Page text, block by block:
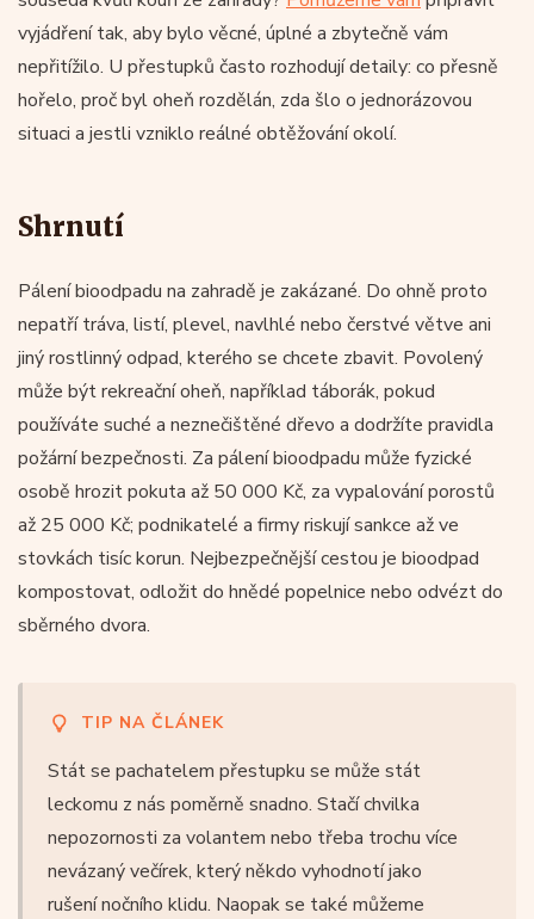
vyjádření tak, aby bylo věcné, úplné a zbytečně vám
nepřitížilo. U přestupků často rozhodují detaily: co přesně
hořelo, proč byl oheň rozdělán, zda šlo o jednorázovou
situaci a jestli vzniklo reálné obtěžování okolí.
Shrnutí
Pálení bioodpadu na zahradě je zakázané. Do ohně proto
nepatří tráva, listí, plevel, navlhlé nebo čerstvé větve ani
jiný rostlinný odpad, kterého se chcete zbavit. Povolený
může být rekreační oheň, například táborák, pokud
používáte suché a neznečištěné dřevo a dodržíte pravidla
požární bezpečnosti. Za pálení bioodpadu může fyzické
osobě hrozit pokuta až 50 000 Kč, za vypalování porostů
až 25 000 Kč; podnikatelé a firmy riskují sankce až ve
stovkách tisíc korun. Nejbezpečnější cestou je bioodpad
kompostovat, odložit do hnědé popelnice nebo odvézt do
sběrného dvora.
TIP NA ČLÁNEK
Stát se pachatelem přestupku se může stát
leckomu z nás poměrně snadno. Stačí chvilka
nepozornosti za volantem nebo třeba trochu více
nevázaný večírek, který někdo vyhodnotí jako
rušení nočního klidu. Naopak se také můžeme